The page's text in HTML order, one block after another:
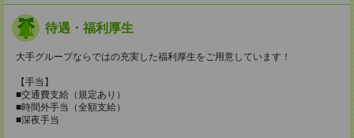
待遇・福利厚生
大手グループならではの充実した福利厚生をご用意しています！
【手当】
■交通費支給（規定あり）
■時間外手当（全額支給）
■深夜手当